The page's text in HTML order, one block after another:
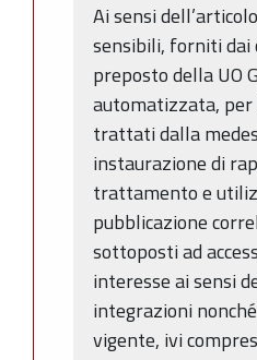
Ai sensi
sensibili, forniti dai
preposto della UO
automatizzata,
trattati dalla
instaurazione di
trattamento e
pubblicazione
sottoposti ad
interesse ai sensi
integrazioni
vigente, ivi